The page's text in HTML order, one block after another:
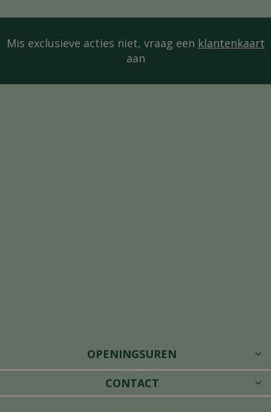
Mis exclusieve acties niet, vraag een klantenkaart
aan
OPENINGSUREN
CONTACT